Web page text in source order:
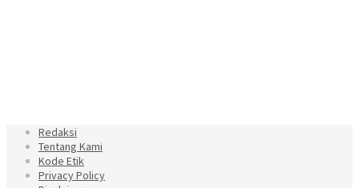
Redaksi
Tentang Kami
Kode Etik
Privacy Policy